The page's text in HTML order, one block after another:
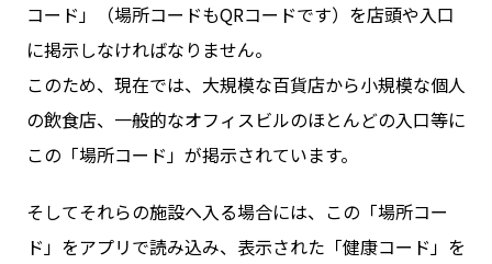
コード」（場所コードもQRコードです）を店頭や入口
に掲示しなければなりません。
このため、現在では、大規模な百貨店から小規模な個人
の飲食店、一般的なオフィスビルのほとんどの入口等に
この「場所コード」が掲示されています。
そしてそれらの施設へ入る場合には、この「場所コー
ド」をアプリで読み込み、表示された「健康コード」を